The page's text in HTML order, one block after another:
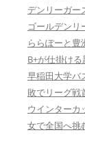
デンリーガー
ゴールデンリ
ららぽーと
B+が仕掛け
早稲田大学バ
敗でリーグ戦
ウインターカ
女で全国へ挑